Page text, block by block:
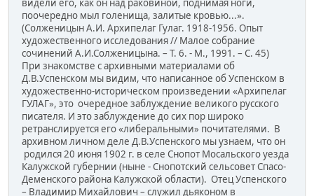
видели его, как он над раковиной, поднимая ноги,
поочередно мыл голенища, залитые кровью...».
(Солженицын А.И. Архипелаг Гулаг. 1918-1956. Опыт
художественного исследования // Малое собрание
сочинений А.И.Солженицына. – Т. 6. - М., 1991. – С. 45)
При знакомстве с архивными материалами об
Д.В.Успенском мы видим, что написанное об Успенском в
художественно-историческом произведении «Архипелаг
ГУЛАГ», это очередное заблуждение великого русского
писателя. И это заблуждение до сих пор широко
ретранслируется его «либеральными» почитателями. В
архивном личном деле Д.В.Успенского мы узнаем, что он
родился 20 июня 1902 г. в селе Снопот Мосальского уезда
Калужской губернии (ныне - Снопотский сельсовет Спасо-
Деменского района Калужской области). Отец Успенского
– Владимир Михайлович – служил дьяконом в